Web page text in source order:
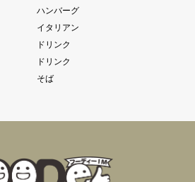
ハンバーグ
イタリアン
ドリンク
ドリンク
そば